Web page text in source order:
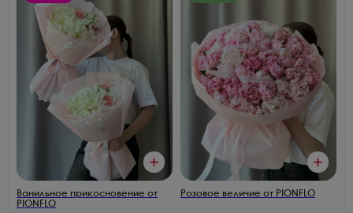
Ванильное прикосновение от
PIONFLO
Розовое величие от PIONFLO